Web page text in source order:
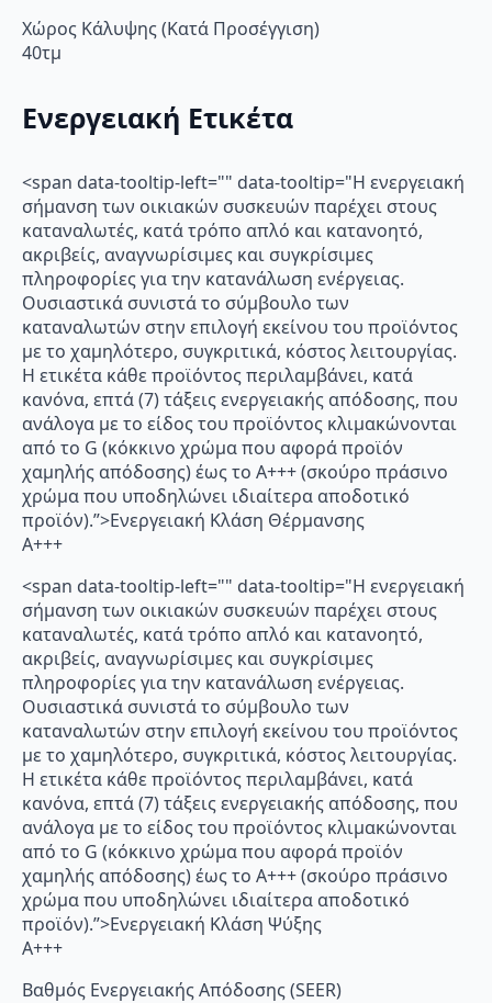
Χώρος Κάλυψης (Κατά Προσέγγιση)
40τμ
Ενεργειακή Ετικέτα
<span data-tooltip-left="" data-tooltip="Η ενεργειακή
σήμανση των οικιακών συσκευών παρέχει στους
καταναλωτές, κατά τρόπο απλό και κατανοητό,
ακριβείς, αναγνωρίσιμες και συγκρίσιμες
πληροφορίες για την κατανάλωση ενέργειας.
Ουσιαστικά συνιστά το σύμβουλο των
καταναλωτών στην επιλογή εκείνου του προϊόντος
με το χαμηλότερο, συγκριτικά, κόστος λειτουργίας.
Η ετικέτα κάθε προϊόντος περιλαμβάνει, κατά
κανόνα, επτά (7) τάξεις ενεργειακής απόδοσης, που
ανάλογα με το είδος του προϊόντος κλιμακώνονται
από το G (κόκκινο χρώμα που αφορά προϊόν
χαμηλής απόδοσης) έως το Α+++ (σκούρο πράσινο
χρώμα που υποδηλώνει ιδιαίτερα αποδοτικό
προϊόν).”>Ενεργειακή Κλάση Θέρμανσης
A+++
<span data-tooltip-left="" data-tooltip="Η ενεργειακή
σήμανση των οικιακών συσκευών παρέχει στους
καταναλωτές, κατά τρόπο απλό και κατανοητό,
ακριβείς, αναγνωρίσιμες και συγκρίσιμες
πληροφορίες για την κατανάλωση ενέργειας.
Ουσιαστικά συνιστά το σύμβουλο των
καταναλωτών στην επιλογή εκείνου του προϊόντος
με το χαμηλότερο, συγκριτικά, κόστος λειτουργίας.
Η ετικέτα κάθε προϊόντος περιλαμβάνει, κατά
κανόνα, επτά (7) τάξεις ενεργειακής απόδοσης, που
ανάλογα με το είδος του προϊόντος κλιμακώνονται
από το G (κόκκινο χρώμα που αφορά προϊόν
χαμηλής απόδοσης) έως το Α+++ (σκούρο πράσινο
χρώμα που υποδηλώνει ιδιαίτερα αποδοτικό
προϊόν).”>Ενεργειακή Κλάση Ψύξης
A+++
Βαθμός Ενεργειακής Απόδοσης (SEER)